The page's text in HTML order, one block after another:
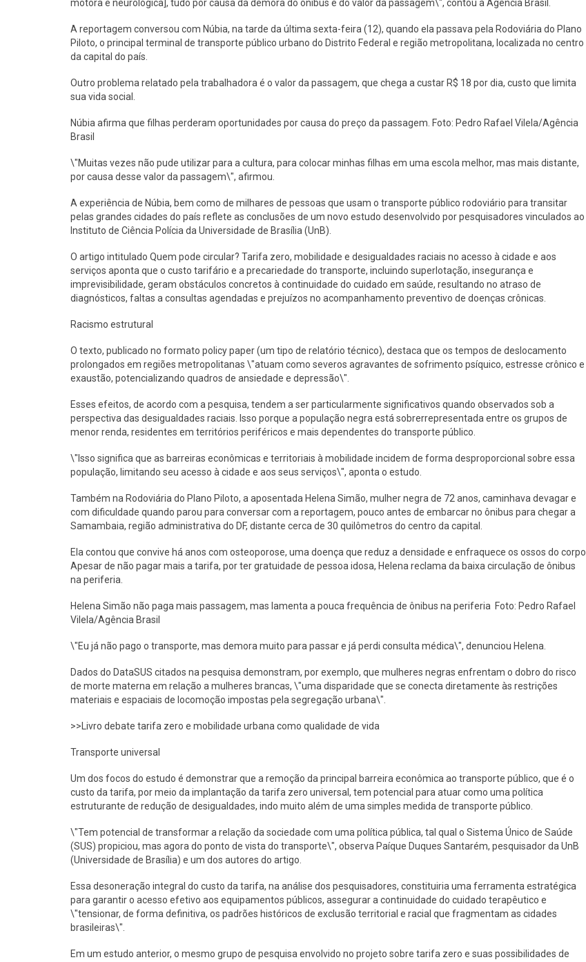
motora e neurológica], tudo por causa da demora do ônibus e do valor da passagem\", contou à Agência Brasil.
A reportagem conversou com Núbia, na tarde da última sexta-feira (12), quando ela passava pela Rodoviária do Plano
Piloto, o principal terminal de transporte público urbano do Distrito Federal e região metropolitana, localizada no centro
da capital do país.
Outro problema relatado pela trabalhadora é o valor da passagem, que chega a custar R$ 18 por dia, custo que limita
sua vida social.
Núbia afirma que filhas perderam oportunidades por causa do preço da passagem. Foto: Pedro Rafael Vilela/Agência
Brasil
\"Muitas vezes não pude utilizar para a cultura, para colocar minhas filhas em uma escola melhor, mas mais distante,
por causa desse valor da passagem\", afirmou.
A experiência de Núbia, bem como de milhares de pessoas que usam o transporte público rodoviário para transitar
pelas grandes cidades do país reflete as conclusões de um novo estudo desenvolvido por pesquisadores vinculados ao
Instituto de Ciência Polícia da Universidade de Brasília (UnB).
O artigo intitulado Quem pode circular? Tarifa zero, mobilidade e desigualdades raciais no acesso à cidade e aos
serviços aponta que o custo tarifário e a precariedade do transporte, incluindo superlotação, insegurança e
imprevisibilidade, geram obstáculos concretos à continuidade do cuidado em saúde, resultando no atraso de
diagnósticos, faltas a consultas agendadas e prejuízos no acompanhamento preventivo de doenças crônicas.
Racismo estrutural
O texto, publicado no formato policy paper (um tipo de relatório técnico), destaca que os tempos de deslocamento
prolongados em regiões metropolitanas \"atuam como severos agravantes de sofrimento psíquico, estresse crônico e
exaustão, potencializando quadros de ansiedade e depressão\".
Esses efeitos, de acordo com a pesquisa, tendem a ser particularmente significativos quando observados sob a
perspectiva das desigualdades raciais. Isso porque a população negra está sobrerrepresentada entre os grupos de
menor renda, residentes em territórios periféricos e mais dependentes do transporte público.
\"Isso significa que as barreiras econômicas e territoriais à mobilidade incidem de forma desproporcional sobre essa
população, limitando seu acesso à cidade e aos seus serviços\", aponta o estudo.
Também na Rodoviária do Plano Piloto, a aposentada Helena Simão, mulher negra de 72 anos, caminhava devagar e
com dificuldade quando parou para conversar com a reportagem, pouco antes de embarcar no ônibus para chegar a
Samambaia, região administrativa do DF, distante cerca de 30 quilômetros do centro da capital.
Ela contou que convive há anos com osteoporose, uma doença que reduz a densidade e enfraquece os ossos do corpo.
Apesar de não pagar mais a tarifa, por ter gratuidade de pessoa idosa, Helena reclama da baixa circulação de ônibus
na periferia.
Helena Simão não paga mais passagem, mas lamenta a pouca frequência de ônibus na periferia Foto: Pedro Rafael
Vilela/Agência Brasil
\"Eu já não pago o transporte, mas demora muito para passar e já perdi consulta médica\", denunciou Helena.
Dados do DataSUS citados na pesquisa demonstram, por exemplo, que mulheres negras enfrentam o dobro do risco
de morte materna em relação a mulheres brancas, \"uma disparidade que se conecta diretamente às restrições
materiais e espaciais de locomoção impostas pela segregação urbana\".
>>Livro debate tarifa zero e mobilidade urbana como qualidade de vida
Transporte universal
Um dos focos do estudo é demonstrar que a remoção da principal barreira econômica ao transporte público, que é o
custo da tarifa, por meio da implantação da tarifa zero universal, tem potencial para atuar como uma política
estruturante de redução de desigualdades, indo muito além de uma simples medida de transporte público.
\"Tem potencial de transformar a relação da sociedade com uma política pública, tal qual o Sistema Único de Saúde
(SUS) propiciou, mas agora do ponto de vista do transporte\", observa Paíque Duques Santarém, pesquisador da UnB
(Universidade de Brasília) e um dos autores do artigo.
Essa desoneração integral do custo da tarifa, na análise dos pesquisadores, constituiria uma ferramenta estratégica
para garantir o acesso efetivo aos equipamentos públicos, assegurar a continuidade do cuidado terapêutico e
\"tensionar, de forma definitiva, os padrões históricos de exclusão territorial e racial que fragmentam as cidades
brasileiras\".
Em um estudo anterior, o mesmo grupo de pesquisa envolvido no projeto sobre tarifa zero e suas possibilidades de